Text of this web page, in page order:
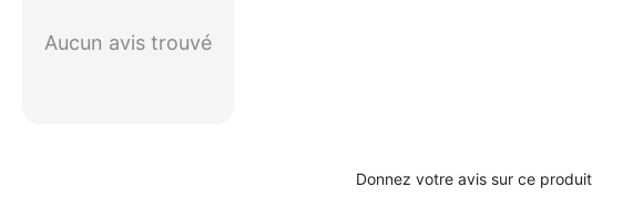
Aucun avis trouvé
Donnez votre avis sur ce produit